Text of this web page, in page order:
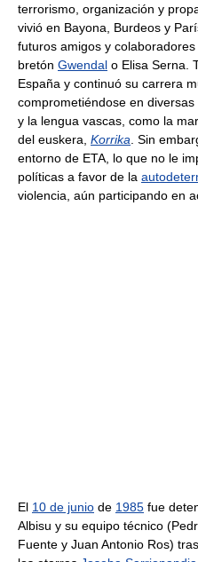
terrorismo, organización y
vivió en Bayona, Burdeos y
futuros amigos y
bretón Gwendal o Elisa Serna.
España y continuó su carrera
comprometiéndose en
y la lengua vascas, como la
del euskera, Korrika . Sin
entorno de ETA, lo que no le
políticas a favor de la
violencia, aún participando en
El 10 de junio de 1985 fue
Albisu y su equipo técnico
Fuente y Juan Antonio Ros)